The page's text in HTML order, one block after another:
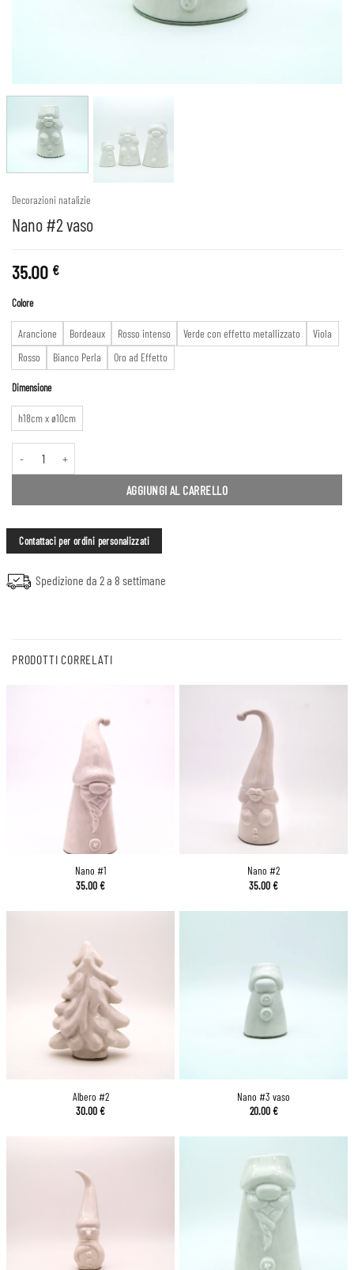
Decorazioni natalizie
Nano #2 vaso
35.00 €
Colore
Arancione Bordeaux Rosso intenso Verde con effetto metallizzato
Viola
Rosso
Bianco Perla Oro ad Effetto
Dimensione
h18cm x ø10cm
AGGIUNGI AL CARRELLO
Contattaci per ordini personalizzati
Spedizione da 2 a 8 settimane
PRODOTTI CORRELATI
Nano #1
35.00€
Nano #2
35.00€
Albero #2
30.00€
Nano #3 vaso
20.00€